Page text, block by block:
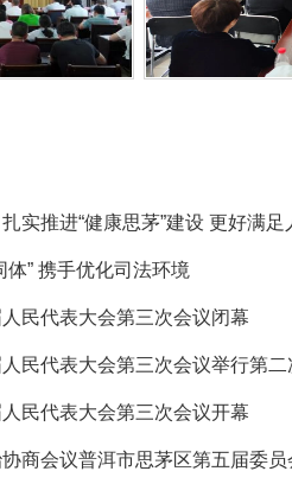
实推进“健康思茅”建设 更好满
体” 携手优化司法环境
民代表大会第三次会议闭幕
民代表大会第三次会议举行第
民代表大会第三次会议开幕
商会议普洱市思茅区第五届委